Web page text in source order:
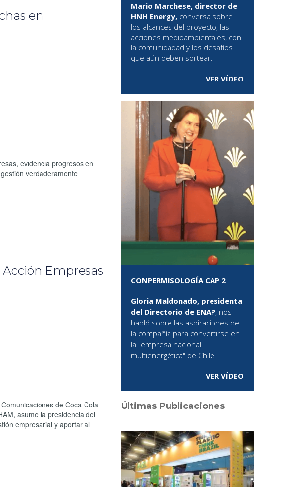
en
evidencia progresos en
verdaderamente
Empresas
de Coca-Cola
asume la presidencia del
empresarial y aportar al
Mario Marchese, director de
HNH Energy, conversa sobre
los alcances del proyecto, las
acciones medioambientales, con
la comunidadad y los desafíos
que aún deben sortear.
VER VÍDEO
CONPERMISOLOGÍA CAP 2
Gloria Maldonado, presidenta
del Directorio de ENAP, nos
habló sobre las aspiraciones de
la compañía para convertirse en
la "empresa nacional
multienergética" de Chile.
VER VÍDEO
Últimas Publicaciones